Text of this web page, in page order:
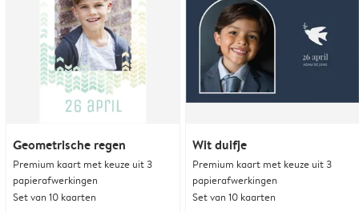
Geometrische regen
Premium kaart met keuze uit 3
papierafwerkingen
Set van 10 kaarten
Wit duifje
Premium kaart met keuze uit 3
papierafwerkingen
Set van 10 kaarten